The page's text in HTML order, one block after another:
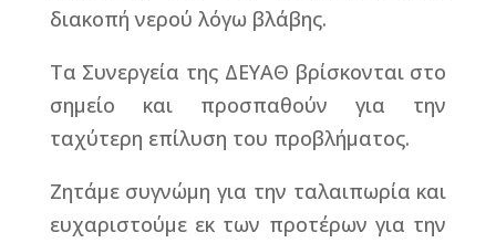
διακοπή νερού λόγω βλάβης.
Τα Συνεργεία της ΔΕΥΑΘ βρίσκονται στο
σημείο και προσπαθούν για την
ταχύτερη επίλυση του προβλήματος.
Ζητάμε συγνώμη για την ταλαιπωρία και
ευχαριστούμε εκ των προτέρων για την